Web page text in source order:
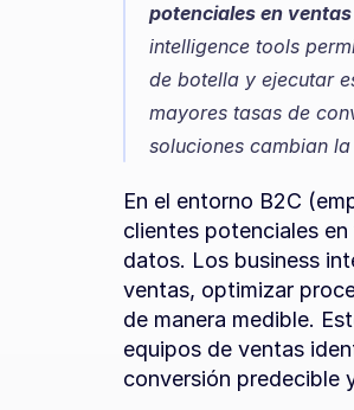
potenciales en
intelligence tools
de botella y ejecutar
mayores tasas de
soluciones cambian
En el entorno B2C
clientes potenciales
datos. Los business
ventas, optimizar
de manera medible.
equipos de ventas
conversión predecible